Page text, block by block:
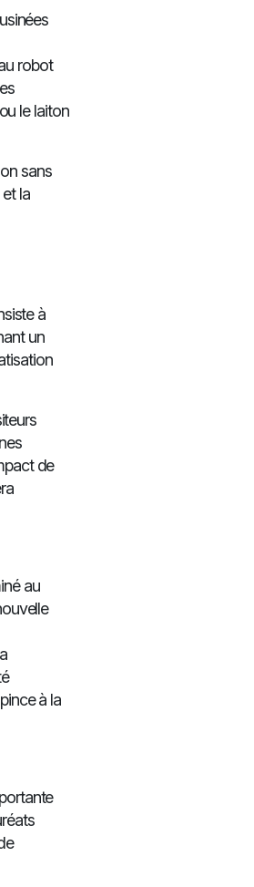
robot
le laiton
sans
la
à
un
de
au
à la